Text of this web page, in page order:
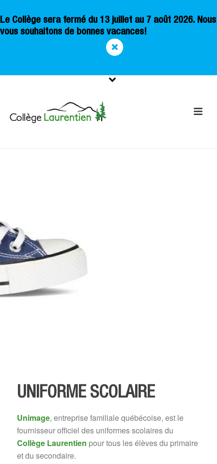
Le Collège sera fermé du 13 juillet au 7 août 2026. Nous
vous souhaitons de bonnes vacances!
UNIFORME SCOLAIRE
UNIFORME SCOLAIRE
Unimage, entreprise familiale québécoise, est le
fournisseur officiel des uniformes scolaires du
Collège Laurentien pour tous les élèves du primaire
et du secondaire.